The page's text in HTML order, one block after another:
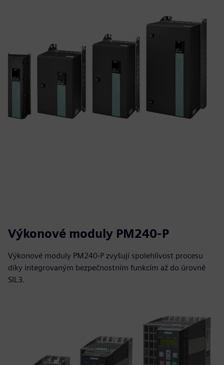
Výkonové moduly PM240-P
Výkonové moduly PM240-P zvyšují spolehlivost procesu
díky integrovaným bezpečnostním funkcím až do úrovně
SIL3.